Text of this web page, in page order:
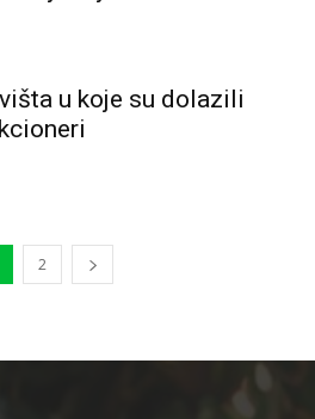
u koje su dolazili
2